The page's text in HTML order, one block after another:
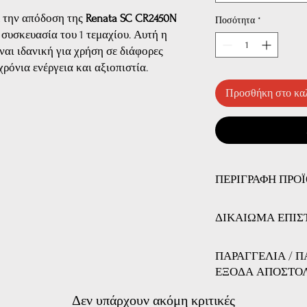
την απόδοση της Renata SC CR2450N
συσκευασία του 1 τεμαχίου. Αυτή η
ιδανική για χρήση σε διάφορες
ενέργεια και αξιοπιστία.
Ποσότητα *
Προσθήκη στο
ΠΕΡΙΓΡΑΦΗ
Ποσότητα:1
Ύψος:5.0 χιλιοστά
Χωρητικότητα:
ΔΙΚΑΙΩΜΑ
Εχετε το δικαίωμα να
αγοράσατε, αζημίως
επιστροφή των
ΠΑΡΑΓΓΕΛΙΑ /
ΕΞΟΔΑ
Μπορείτε να
Δεν υπάρχουν ακόμη κριτικές